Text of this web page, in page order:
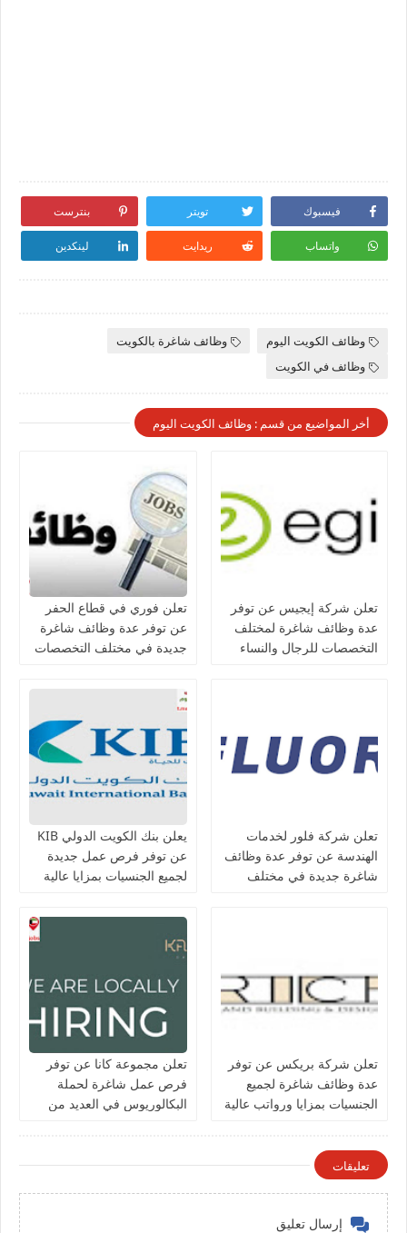
فيسبوك تويتر بنترست
واتساب ريدايت لينكدين
وظائف الكويت اليوم
وظائف شاغرة بالكويت
وظائف في الكويت
أخر المواضيع من قسم : وظائف الكويت اليوم
تعلن شركة إيجيس عن توفر
عدة وظائف شاغرة لمختلف
التخصصات للرجال والنساء
تعلن فوري في قطاع الحفر
عن توفر عدة وظائف شاغرة
جديدة في مختلف التخصصات
تعلن شركة فلور لخدمات
الهندسة عن توفر عدة وظائف
شاغرة جديدة في مختلف
يعلن بنك الكويت الدولي KIB
عن توفر فرص عمل جديدة
لجميع الجنسيات بمزايا عالية
تعلن شركة بريكس عن توفر
عدة وظائف شاغرة لجميع
الجنسيات بمزايا ورواتب عالية
تعلن مجموعة كانا عن توفر
فرص عمل شاغرة لحملة
البكالوريوس في العديد من
تعليقات
إرسال تعليق